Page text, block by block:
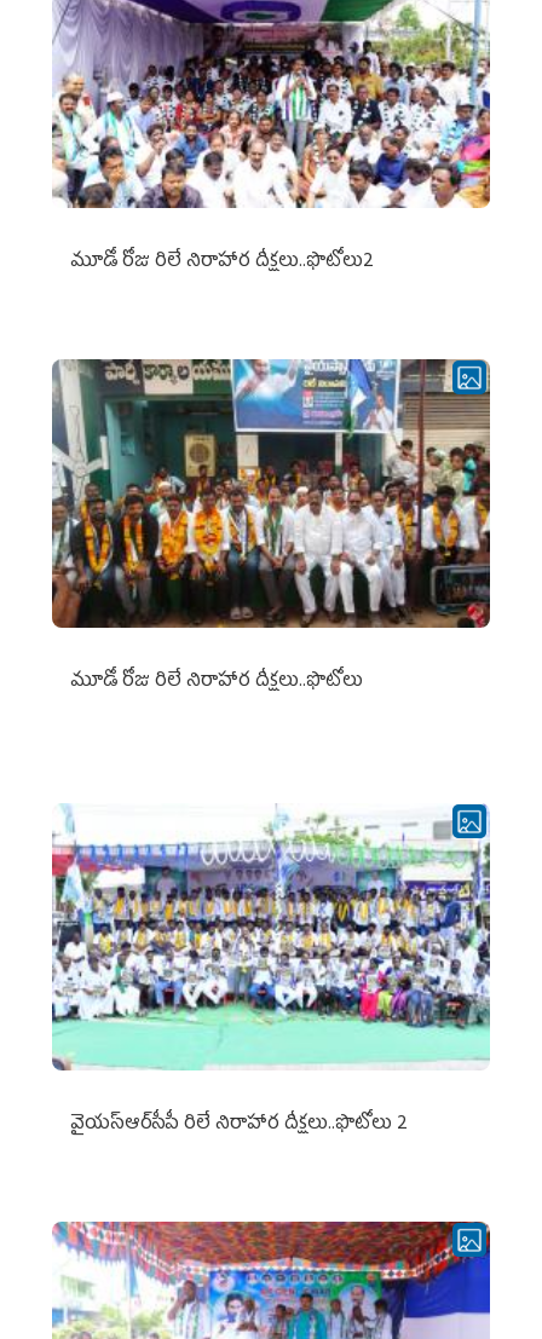
మూడో రోజు రిలే నిరాహార దీక్షలు..ఫొటోలు2
మూడో రోజు రిలే నిరాహార దీక్షలు..ఫొటోలు
వైయ‌స్ఆర్‌సీపీ రిలే నిరాహార దీక్షలు..ఫొటోలు 2